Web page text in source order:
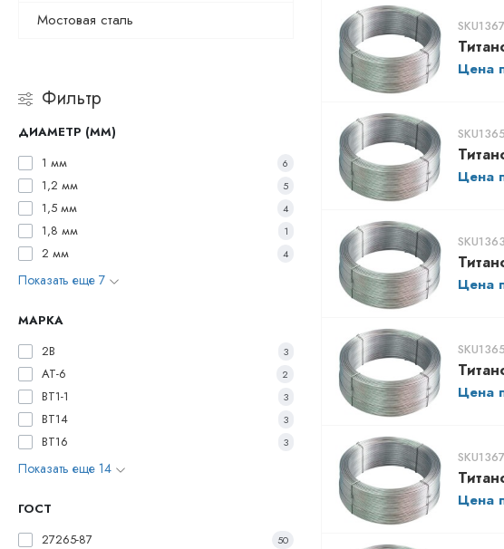
Мостовая сталь
Фильтр
ДИАМЕТР (ММ)
1 мм
6
1,2 мм 5
1,5 мм 4
1,8 мм 1
2 мм 4
Показать еще 7
МАРКА
2В
3
АТ-6 2
ВТ1-1 3
ВТ14 3
ВТ16 3
Показать еще 14
ГОСТ
27265-87
50
Цена
Цена
Цена
Цена
Цена